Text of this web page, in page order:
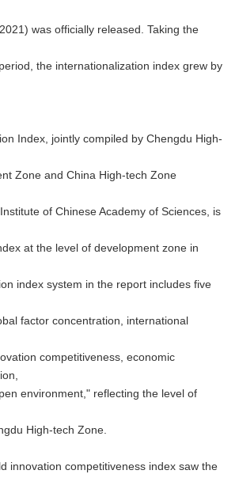
was officially released. Taking the
the internationalization index grew by
Index, jointly compiled by Chengdu High-
Zone and China High-tech Zone
of Chinese Academy of Sciences, is
at the level of development zone in
index system in the report includes five
factor concentration, international
competitiveness, economic
environment," reflecting the level of
High-tech Zone.
innovation competitiveness index saw the